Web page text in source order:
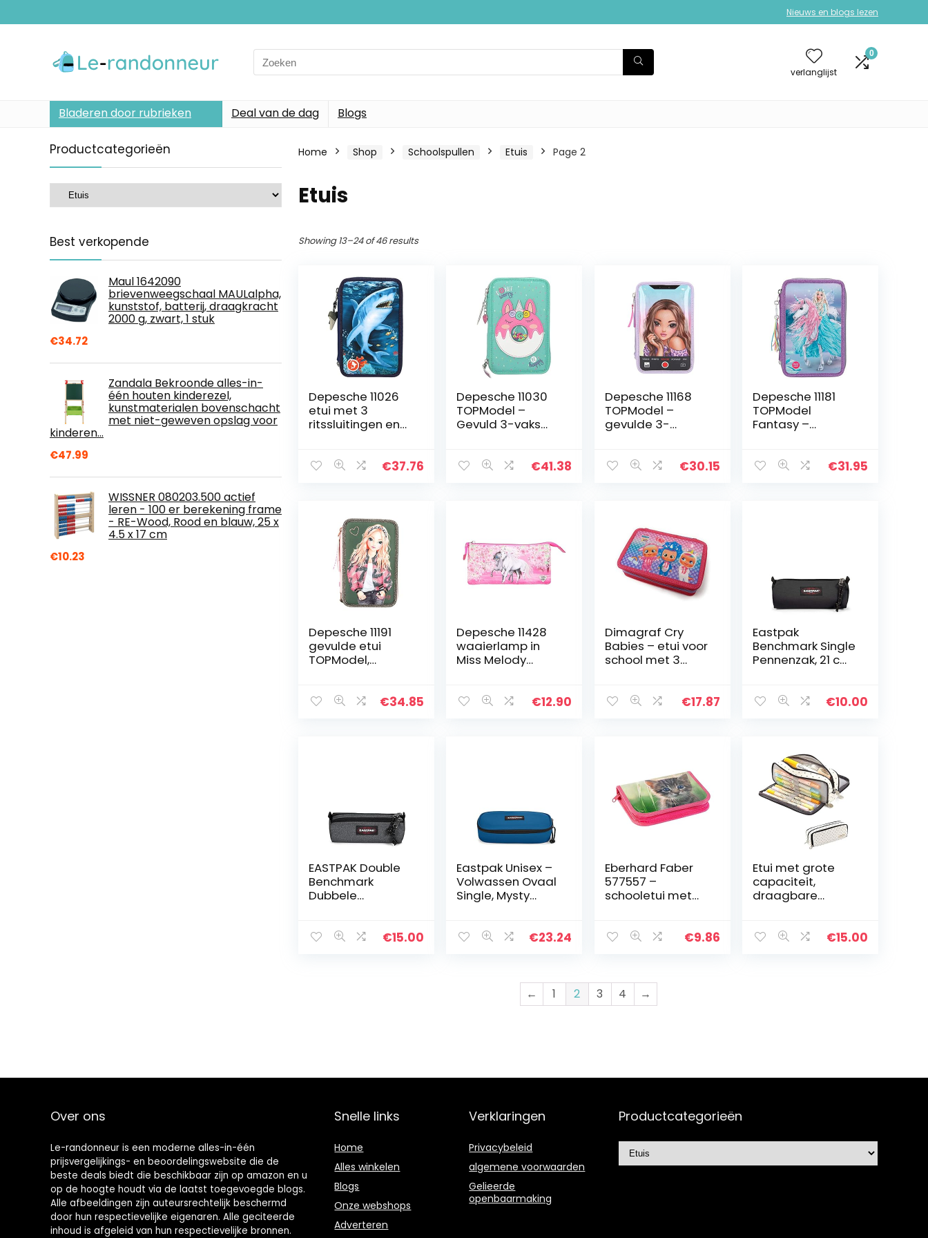
Nieuws en blogs lezen
Search
for:
verlanglijst
0
Bladeren door rubrieken Deal van de dag Blogs
Productcategorieën
Best verkopende
Maul 1642090
brievenweegschaal MAULalpha,
kunststof, batterij, draagkracht
2000 g, zwart, 1 stuk
€34.72
Zandala Bekroonde alles-in-
één houten kinderezel,
kunstmaterialen bovenschacht
met niet-geweven opslag voor
kinderen…
€47.99
WISSNER 080203.500 actief
leren - 100 er berekening frame
- RE-Wood, Rood en blauw, 25 x
4.5 x 17 cm
€10.23
Home Shop Schoolspullen Etuis Page 2
Etuis
Showing 13–24 of 46 results
Depesche 11026
etui met 3
ritssluitingen en
World, ca. 20 x 13 x
€37.76
Depesche 11030
TOPModel –
Gevuld 3-vaks
mintkleurige etui
€41.38
Depesche 11168
TOPModel –
gevulde 3-
design, lila etui
€30.15
Depesche 11181
TOPModel
Fantasy –
LED in Icefriends
€31.95
Depesche 11191
gevulde etui
TOPModel,
met 3
€34.85
Depesche 11428
waaierlamp in
Miss Melody
x 3 cm groot, met
€12.90
Dimagraf Cry
Babies – etui voor
school met 3
Tina – compleet
€17.87
Eastpak
Benchmark Single
Pennenzak, 21 cm,
€10.00
EASTPAK Double
Benchmark
Dubbele
€15.00
Eastpak Unisex –
Volwassen Ovaal
Single, Mysty
€23.24
Eberhard Faber
577557 –
schooletui met
schrijf- en
binnenkleppen…
€9.86
Etui met grote
capaciteit,
draagbare
er,
€15.00
← 1 2 3 4 →
Over ons
Le-randonneur is een moderne alles-in-één
prijsvergelijkings- en beoordelingswebsite die de
beste deals biedt die beschikbaar zijn op amazon en u
op de hoogte houdt via de laatst toegevoegde blogs.
Alle afbeeldingen zijn auteursrechtelijk beschermd
door hun respectievelijke eigenaren. Alle geciteerde
inhoud is afgeleid van hun respectievelijke bronnen.
Snelle links
Home
Alles winkelen
Blogs
Onze webshops
Adverteren
Verklaringen
Privacybeleid
algemene voorwaarden
Gelieerde
openbaarmaking
Productcategorieën